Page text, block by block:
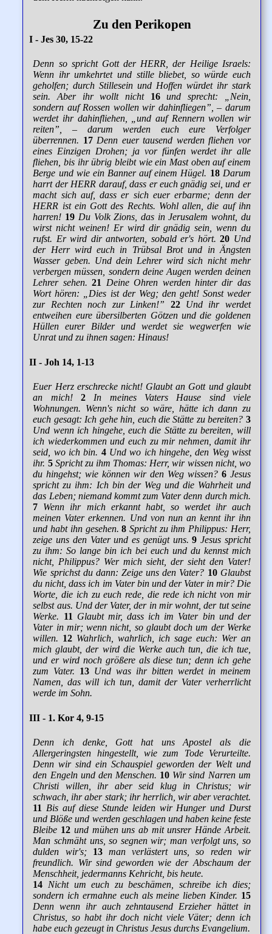
Zu den Perikopen
I - Jes 30, 15-22
Denn so spricht Gott der HERR, der Heilige Israels:
Wenn ihr umkehrtet und stille bliebet, so würde euch
geholfen; durch Stillesein und Hoffen würdet ihr stark
sein. Aber ihr wollt nicht
16
und sprecht: „Nein,
sondern auf Rossen wollen wir dahinfliegen”, – darum
werdet ihr dahinfliehen, „und auf Rennern wollen wir
reiten”, – darum werden euch eure Verfolger
überrennen. 17 Denn euer tausend werden fliehen vor
eines Einzigen Drohen; ja vor fünfen werdet ihr alle
fliehen, bis ihr übrig bleibt wie ein Mast oben auf einem
Berge und wie ein Banner auf einem Hügel. 18 Darum
harrt der HERR darauf, dass er euch gnädig sei, und er
macht sich auf, dass er sich euer erbarme; denn der
HERR ist ein Gott des Rechts. Wohl allen, die auf ihn
harren! 19 Du Volk Zions, das in Jerusalem wohnt, du
wirst nicht weinen! Er wird dir gnädig sein, wenn du
rufst. Er wird dir antworten, sobald er's hört. 20 Und
der Herr wird euch in Trübsal Brot und in Ängsten
Wasser geben. Und dein Lehrer wird sich nicht mehr
verbergen müssen, sondern deine Augen werden deinen
Lehrer sehen. 21
Deine Ohren werden hinter dir das
Wort hören: „Dies ist der Weg; den geht! Sonst weder
zur Rechten noch zur Linken!”
22
Und ihr werdet
entweihen eure übersilberten Götzen und die goldenen
Hüllen eurer Bilder und werdet sie wegwerfen wie
Unrat und zu ihnen sagen: Hinaus!
II - Joh 14, 1-13
Euer Herz erschrecke nicht! Glaubt an Gott und glaubt
an mich!
2
In meines Vaters Hause sind viele
Wohnungen. Wenn's nicht so wäre, hätte ich dann zu
euch gesagt: Ich gehe hin, euch die Stätte zu bereiten? 3
Und wenn ich hingehe, euch die Stätte zu bereiten, will
ich wiederkommen und euch zu mir nehmen, damit ihr
seid, wo ich bin. 4 Und wo ich hingehe, den Weg wisst
ihr. 5 Spricht zu ihm Thomas: Herr, wir wissen nicht, wo
du hingehst; wie können wir den Weg wissen? 6 Jesus
spricht zu ihm: Ich bin der Weg und die Wahrheit und
das Leben; niemand kommt zum Vater denn durch mich.
7 Wenn ihr mich erkannt habt, so werdet ihr auch
meinen Vater erkennen. Und von nun an kennt ihr ihn
und habt ihn gesehen. 8 Spricht zu ihm Philippus: Herr,
zeige uns den Vater und es genügt uns. 9 Jesus spricht
zu ihm: So lange bin ich bei euch und du kennst mich
nicht, Philippus? Wer mich sieht, der sieht den Vater!
Wie sprichst du dann: Zeige uns den Vater? 10 Glaubst
du nicht, dass ich im Vater bin und der Vater in mir? Die
Worte, die ich zu euch rede, die rede ich nicht von mir
selbst aus. Und der Vater, der in mir wohnt, der tut seine
Werke. 11 Glaubt mir, dass ich im Vater bin und der
Vater in mir; wenn nicht, so glaubt doch um der Werke
willen. 12 Wahrlich, wahrlich, ich sage euch: Wer an
mich glaubt, der wird die Werke auch tun, die ich tue,
und er wird noch größere als diese tun; denn ich gehe
zum Vater. 13 Und was ihr bitten werdet in meinem
Namen, das will ich tun, damit der Vater verherrlicht
werde im Sohn.
III - 1. Kor 4, 9-15
Denn ich denke, Gott hat uns Apostel als die
Allergeringsten hingestellt, wie zum Tode Verurteilte.
Denn wir sind ein Schauspiel geworden der Welt und
den Engeln und den Menschen. 10 Wir sind Narren um
Christi willen, ihr aber seid klug in Christus; wir
schwach, ihr aber stark; ihr herrlich, wir aber verachtet.
11 Bis auf diese Stunde leiden wir Hunger und Durst
und Blöße und werden geschlagen und haben keine feste
Bleibe 12 und mühen uns ab mit unsrer Hände Arbeit.
Man schmäht uns, so segnen wir; man verfolgt uns, so
dulden wir's;
13
man verlästert uns, so reden wir
freundlich. Wir sind geworden wie der Abschaum der
Menschheit, jedermanns Kehricht, bis heute.
14 Nicht um euch zu beschämen, schreibe ich dies;
sondern ich ermahne euch als meine lieben Kinder. 15
Denn wenn ihr auch zehntausend Erzieher hättet in
Christus, so habt ihr doch nicht viele Väter; denn ich
habe euch gezeugt in Christus Jesus durchs Evangelium.